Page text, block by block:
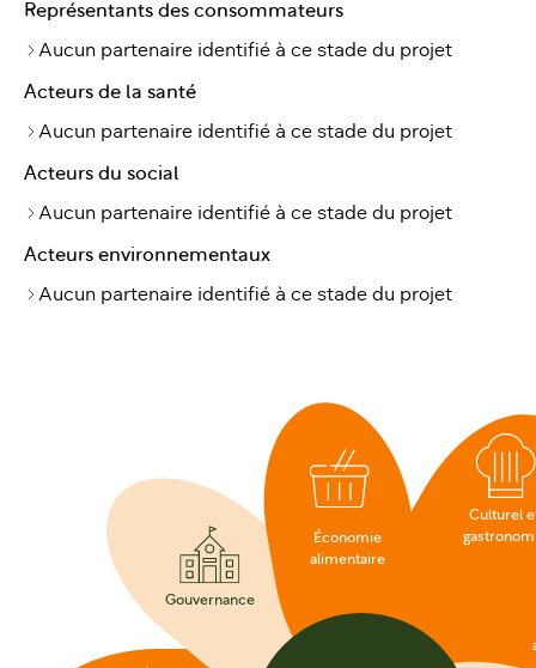
Représentants des consommateurs
Aucun partenaire identifié à ce stade du projet
Acteurs de la santé
Aucun partenaire identifié à ce stade du projet
Acteurs du social
Aucun partenaire identifié à ce stade du projet
Acteurs environnementaux
Aucun partenaire identifié à ce stade du projet
Économie
alimentaire
Culturel
Gouvernance